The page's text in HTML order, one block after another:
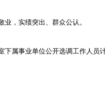
，实绩突出、群众公认。
属事业单位公开选调工作人员